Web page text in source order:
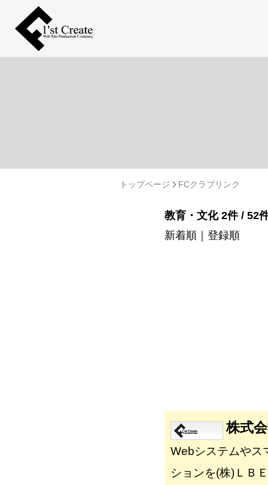
トップページ FCクラブリンク
教育・文化 2件 / 52
新着順
登録順
株式
Webシステムやス
ションを(株)ＬＢ